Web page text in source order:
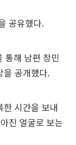
공유했다.
통해 남편 장민
을 공개했다.
시간을 보내
진 얼굴로 보는